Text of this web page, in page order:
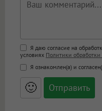
Поддержка HTML
<b>, <strong>, <u>,
<small>, <sup>,
<blockquote>,
адреса URL
ссылками, и
Я даю согласие на
условиях Политики
Я ознакомлен(а) и
🙂